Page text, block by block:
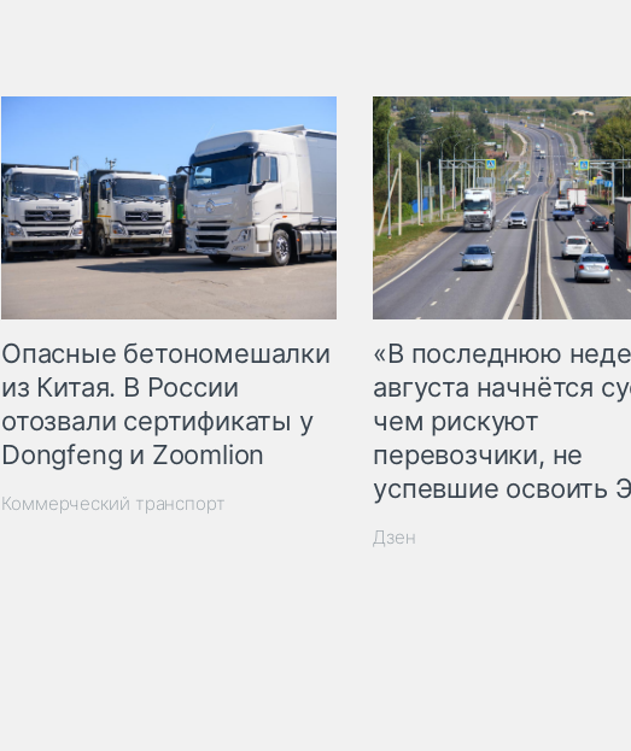
Опасные бетономешалки
из Китая. В России
отозвали сертификаты у
Dongfeng и Zoomlion
Коммерческий транспорт
«В последнюю
августа начнётся
чем рискуют
перевозчики, не
успевшие освоить
Дзен